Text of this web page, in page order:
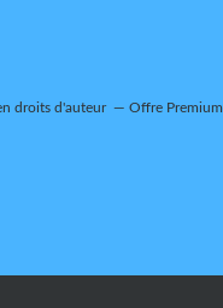
droits d'auteur Offre Premium